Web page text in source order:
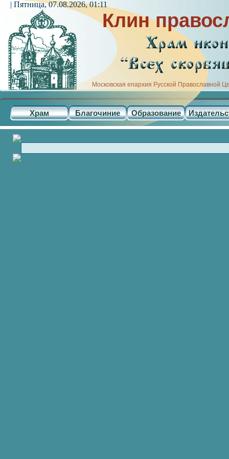
Клин
Московская епархия Русской Православной
Храм Благочиние Образование
| Пятница, 07.08.2026, 01:11